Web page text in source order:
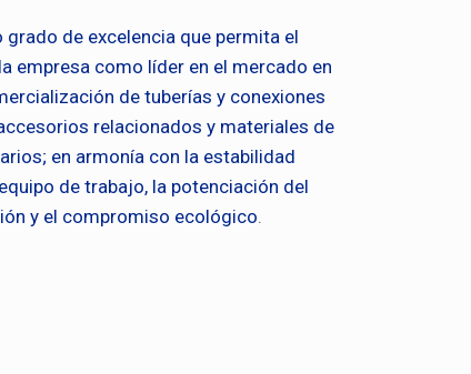
grado de excelencia que permita el
empresa como líder en el mercado en
de tuberías y conexiones
relacionados y materiales de
en armonía con la estabilidad
de trabajo, la potenciación del
y el compromiso ecológico.